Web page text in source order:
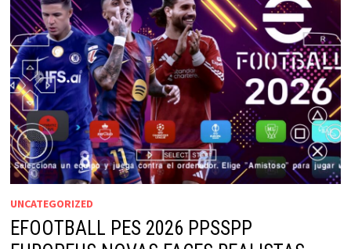
UNCATEGORIZED
EFOOTBALL PES 2026 PPSSPP